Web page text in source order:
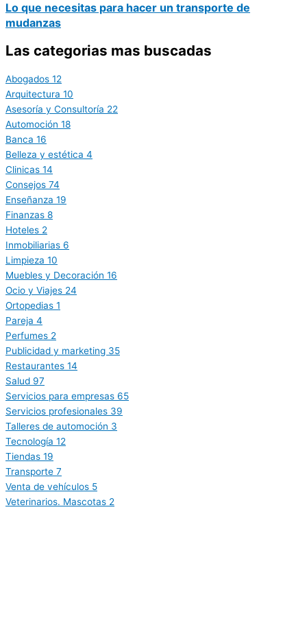
Lo que necesitas para hacer un transporte de
mudanzas
Las categorias mas buscadas
Abogados 12
Arquitectura 10
Asesoría y Consultoría 22
Automoción 18
Banca 16
Belleza y estética 4
Clinicas 14
Consejos 74
Enseñanza 19
Finanzas 8
Hoteles 2
Inmobiliarias 6
Limpieza 10
Muebles y Decoración 16
Ocio y Viajes 24
Ortopedias 1
Pareja 4
Perfumes 2
Publicidad y marketing 35
Restaurantes 14
Salud 97
Servicios para empresas 65
Servicios profesionales 39
Talleres de automoción 3
Tecnología 12
Tiendas 19
Transporte 7
Venta de vehículos 5
Veterinarios. Mascotas 2